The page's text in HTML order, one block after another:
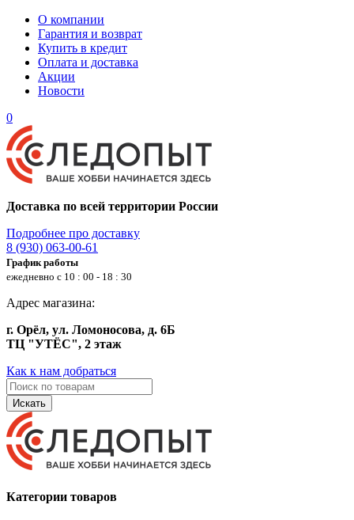
О компании
Гарантия и возврат
Купить в кредит
Оплата и доставка
Акции
Новости
0
Доставка по всей территории России
Подробнее про доставку
8 (930) 063-00-61
График работы
ежедневно с 10 : 00 - 18 : 30
Адрес магазина:
г. Орёл, ул. Ломоносова, д. 6Б
ТЦ "УТЁС", 2 этаж
Как к нам добраться
Искать
Категории товаров